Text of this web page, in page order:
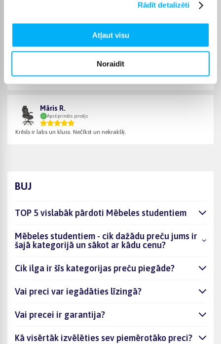
Rādīt detalizēti
Atļaut visu
Noraidīt
Pircēju atsauksmes par precēm
Laura K.
Forša lampa
Māris R.
Apstiprināts pircējs
Krēsls ir labs un kluss. Nečīkst un nekrakšķ.
BUJ
TOP 5 vislabāk pārdoti Mēbeles studentiem
Mēbeles studentiem - cik dažādu preču jums ir
šajā kategorijā un sākot ar kādu cenu?
Cik ilga ir šīs kategorijas preču piegāde?
Vai preci var iegādāties līzingā?
Vai precei ir garantija?
Kā visērtāk izvēlēties sev piemērotāko preci?